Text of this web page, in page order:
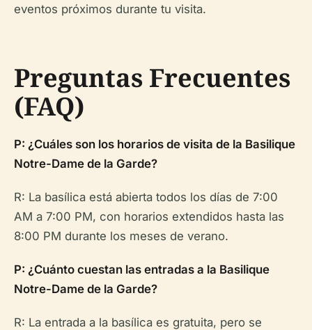
eventos próximos durante tu visita.
Preguntas Frecuentes
(FAQ)
P: ¿Cuáles son los horarios de visita de la Basilique
Notre-Dame de la Garde?
R: La basílica está abierta todos los días de 7:00
AM a 7:00 PM, con horarios extendidos hasta las
8:00 PM durante los meses de verano.
P: ¿Cuánto cuestan las entradas a la Basilique
Notre-Dame de la Garde?
R: La entrada a la basílica es gratuita, pero se